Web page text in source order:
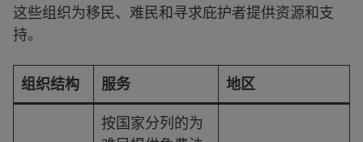
这些组织为移民、难民和寻求庇护者提供资源和支
持。
组织结构 服务 地区
按国家分列的为